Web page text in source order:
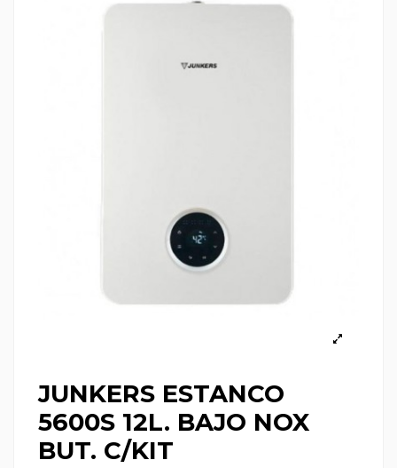
JUNKERS ESTANCO
5600S 12L. BAJO NOX
BUT. C/KIT